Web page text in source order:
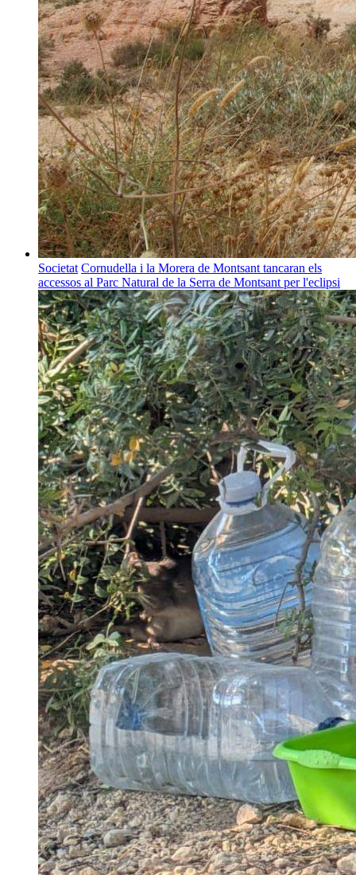
Societat Cornudella i la Morera de Montsant tancaran els
accessos al Parc Natural de la Serra de Montsant per l'eclipsi